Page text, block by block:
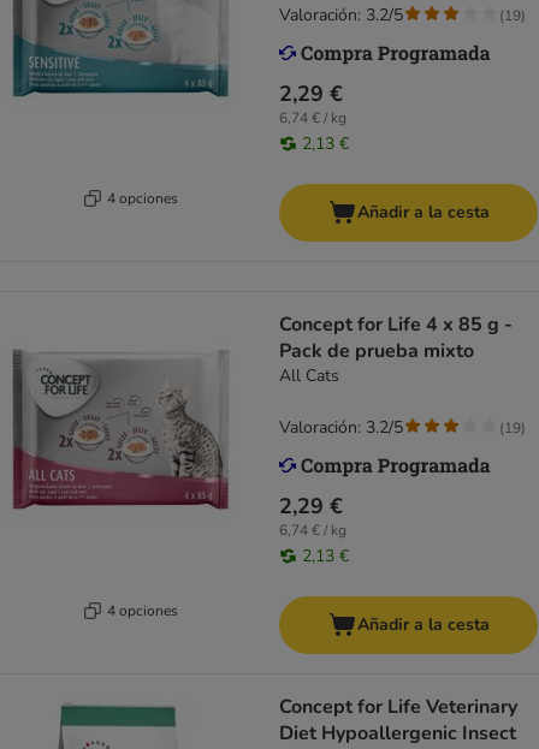
4 opciones
2,29 €
6,74 € / kg
2,13 €
Valoración: 3.2/5 (19)
Añadir a la cesta
4 opciones
Concept for Life 4 x 85 g -
Pack de prueba mixto
All Cats
2,29 €
6,74 € / kg
2,13 €
Valoración: 3.2/5 (19)
Añadir a la cesta
Concept for Life Veterinary
Diet Hypoallergenic Insect